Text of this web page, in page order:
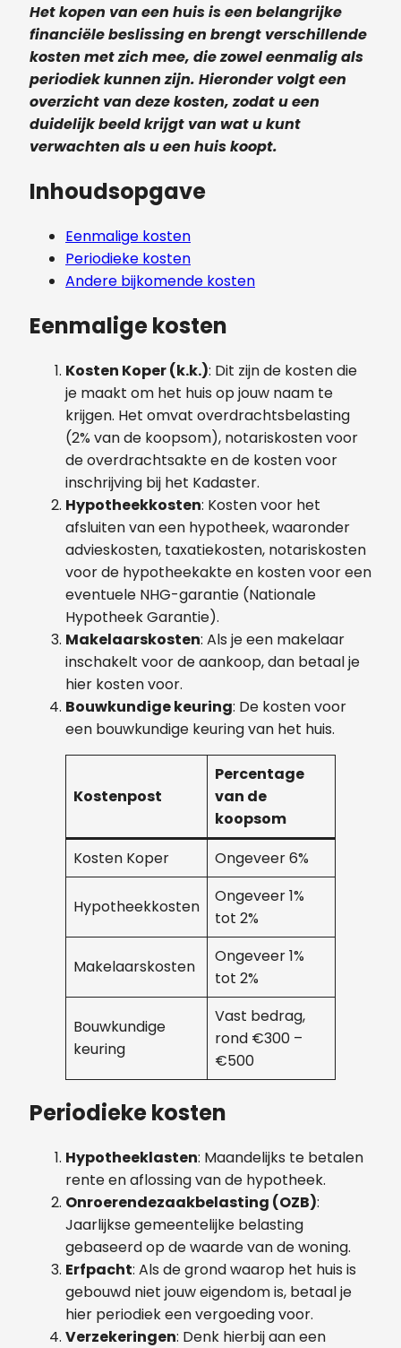
Het kopen van een huis is een belangrijke
financiële beslissing en brengt verschillende
kosten met zich mee, die zowel eenmalig als
periodiek kunnen zijn. Hieronder volgt een
overzicht van deze kosten, zodat u een
duidelijk beeld krijgt van wat u kunt
verwachten als u een huis koopt.
Inhoudsopgave
Eenmalige kosten
Periodieke kosten
Andere bijkomende kosten
Eenmalige kosten
Kosten Koper (k.k.): Dit zijn de kosten die
je maakt om het huis op jouw naam te
krijgen. Het omvat overdrachtsbelasting
(2% van de koopsom), notariskosten voor
de overdrachtsakte en de kosten voor
inschrijving bij het Kadaster.
Hypotheekkosten: Kosten voor het
afsluiten van een hypotheek, waaronder
advieskosten, taxatiekosten, notariskosten
voor de hypotheekakte en kosten voor een
eventuele NHG-garantie (Nationale
Hypotheek Garantie).
Makelaarskosten: Als je een makelaar
inschakelt voor de aankoop, dan betaal je
hier kosten voor.
Bouwkundige keuring: De kosten voor
een bouwkundige keuring van het huis.
Kostenpost
Percentage
van de
koopsom
Kosten Koper
Ongeveer 6%
Hypotheekkosten
Ongeveer 1%
tot 2%
Makelaarskosten
Ongeveer 1%
tot 2%
Bouwkundige
keuring
Vast bedrag,
rond €300 –
€500
Periodieke kosten
Hypotheeklasten: Maandelijks te betalen
rente en aflossing van de hypotheek.
Onroerendezaakbelasting (OZB):
Jaarlijkse gemeentelijke belasting
gebaseerd op de waarde van de woning.
Erfpacht: Als de grond waarop het huis is
gebouwd niet jouw eigendom is, betaal je
hier periodiek een vergoeding voor.
Verzekeringen: Denk hierbij aan een